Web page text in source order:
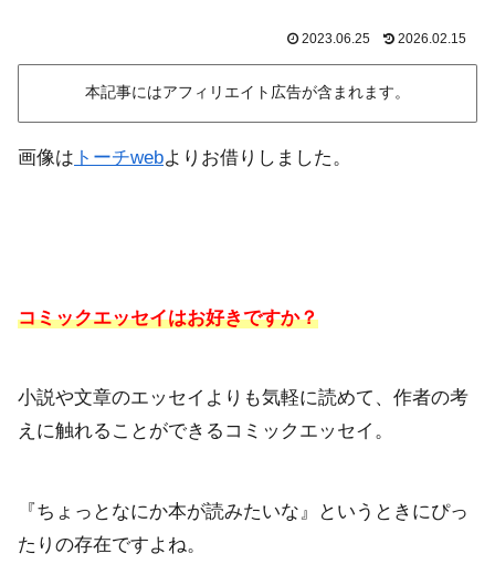
2023.06.25 2026.02.15
本記事にはアフィリエイト広告が含まれます。
画像は トーチwebよりお借りしました。
コミックエッセイはお好きですか？
小説や文章のエッセイよりも気軽に読めて、作者の考
えに触れることができるコミックエッセイ。
『ちょっとなにか本が読みたいな』というときにぴっ
たりの存在ですよね。